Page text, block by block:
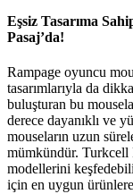
Eşsiz Tasarıma
Pasaj’da!
Rampage oyuncu
tasarımlarıyla da
buluşturan bu
derece dayanıklı ve
mouseların uzun
mümkündür. Turkcell
modellerini
için en uygun